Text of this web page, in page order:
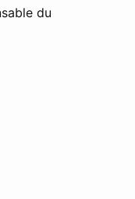
du